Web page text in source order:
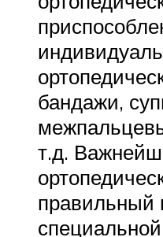
бандажи,
т.д.
правильный